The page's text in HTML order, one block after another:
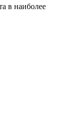
в наиболее